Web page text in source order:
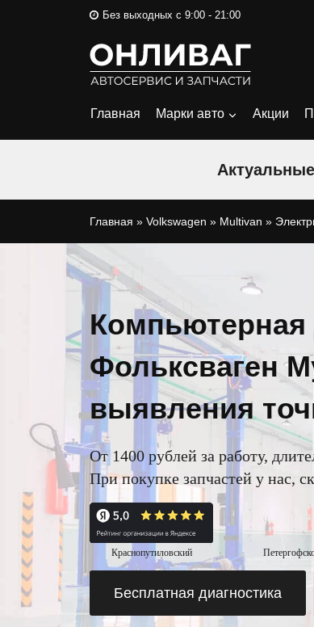
Без выходных с 9:00 - 21:00
Главная Марки авто Акции
Главная » Volkswagen » Multivan »
Компьютерная
Фольксваген
выявления
От 1400 рублей за работу,
При покупке запчастей у нас,
Краснопутиловский
Бесплатная диагностика